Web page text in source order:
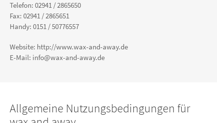
Telefon: 02941 / 2865650
Fax: 02941 / 2865651
Handy: 0151 / 50776557
Website: http://www.wax-and-away.de
E-Mail: info@wax-and-away.de
Allgemeine Nutzungsbedingungen für